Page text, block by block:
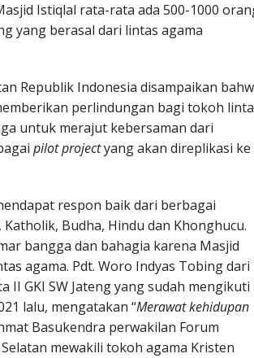
Istiqlal rata-rata ada 500-1000
yang berasal dari lintas agama
Republik Indonesia disampaikan
perlindungan bagi tokoh
untuk merajut kebersaman dari
pilot projectyang akan direplikasi ke
respon baik dari berbagai
Budha, Hindu dan Khonghucu.
bangga dan bahagia karena Masjid
agama. Pdt. Woro Indyas Tobing dari
II GKI SW Jateng yang sudah mengikuti
lalu, mengatakan “Merawat kehidupan
Basukendra perwakilan Forum
mewakili tokoh agama Kristen